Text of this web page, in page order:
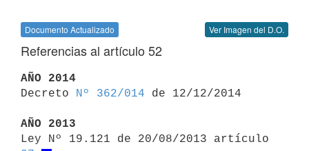
Documento Actualizado Ver Imagen del D.O.
Referencias al artículo 52
AÑO 2014
Decreto
Nº 362/014 de 12/12/2014
AÑO 2013